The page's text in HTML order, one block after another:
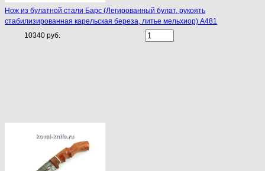
Нож из булатной стали Барс (Легированный булат, рукоять
стабилизированная карельская береза, литье мельхиор) A481
10340 руб.